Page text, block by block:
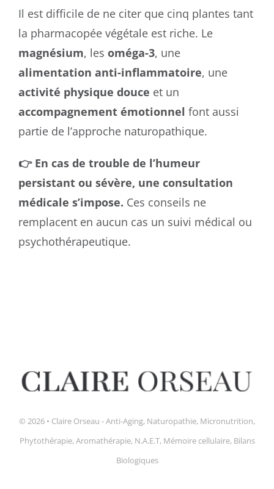
Il est difficile de ne citer que cinq plantes tant
la pharmacopée végétale est riche. Le
magnésium, les oméga-3, une
alimentation anti-inflammatoire, une
activité physique douce et un
accompagnement émotionnel font aussi
partie de l’approche naturopathique.
👉 En cas de trouble de l’humeur
persistant ou sévère, une consultation
médicale s’impose. Ces conseils ne
remplacent en aucun cas un suivi médical ou
psychothérapeutique.
© 2026 • Claire Orseau - Anti-Aging, Naturopathie, Micronutrition,
Phytothérapie, Aromathérapie, N.A.E.T, Mémoire cellulaire, Bilans
Biologiques